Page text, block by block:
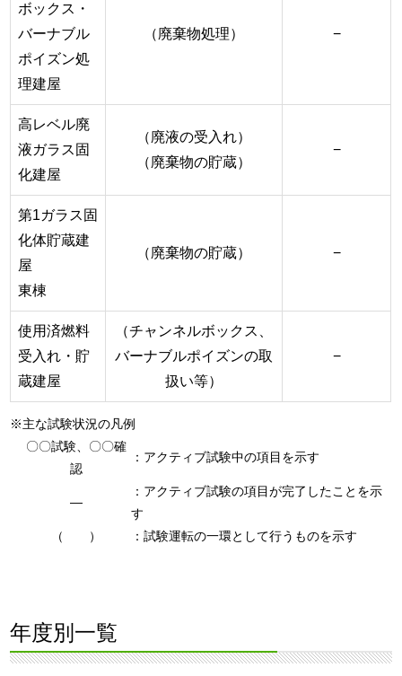
ボックス・
バーナブル
ポイズン処
理建屋
（廃棄物処理） −
高レベル廃
液ガラス固
化建屋
（廃液の受入れ）
（廃棄物の貯蔵）
−
第1ガラス固
化体貯蔵建
屋
東棟
（廃棄物の貯蔵） −
使用済燃料
受入れ・貯
蔵建屋
（チャンネルボックス、
バーナブルポイズンの取
扱い等）
−
※主な試験状況の凡例
〇〇試験、〇〇確
認
：アクティブ試験中の項目を示す
―
：アクティブ試験の項目が完了したことを示
す
（ ）
：試験運転の一環として行うものを示す
年度別一覧